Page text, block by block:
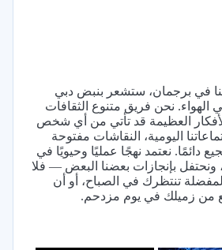
في برجمان، ستشعر بنبض دبي
الهواء. نحن فريق متنوع الثقافات
العظيمة قد تأتي من أي شخص
اليومية، النقاشات مفتوحة
دائمًا. نعتمد نهجًا عمليًا وحيويًا في
ونحتفل بإنجازات بعضنا البعض — فلا
تنتظرك في الصباح، أو أن
من زميلك في يوم مزدحم.